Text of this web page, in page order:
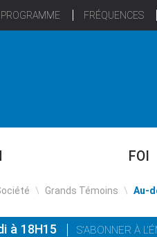
PROGRAMME FRÉQUENCES
FOI
\ Grands Témoins \ Au-
à 18H15 S'ABONNER À